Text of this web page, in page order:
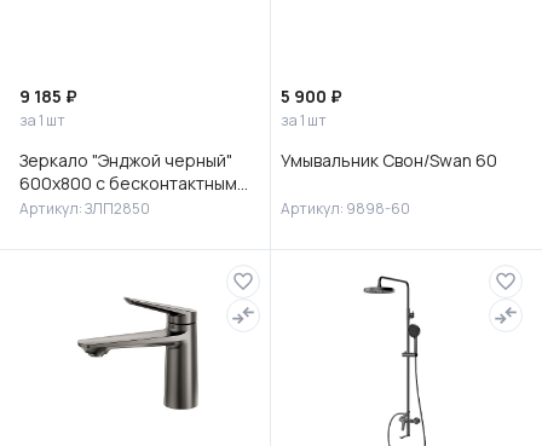
9 185 ₽
за 1 шт
Зеркало "Энджой черный"
600х800 с бесконтактным
сенсором и холодной
Артикул: ЗЛП2850
5 900 ₽
за 1 шт
Умывальник Свон/Swan 60
Артикул: 9898-60